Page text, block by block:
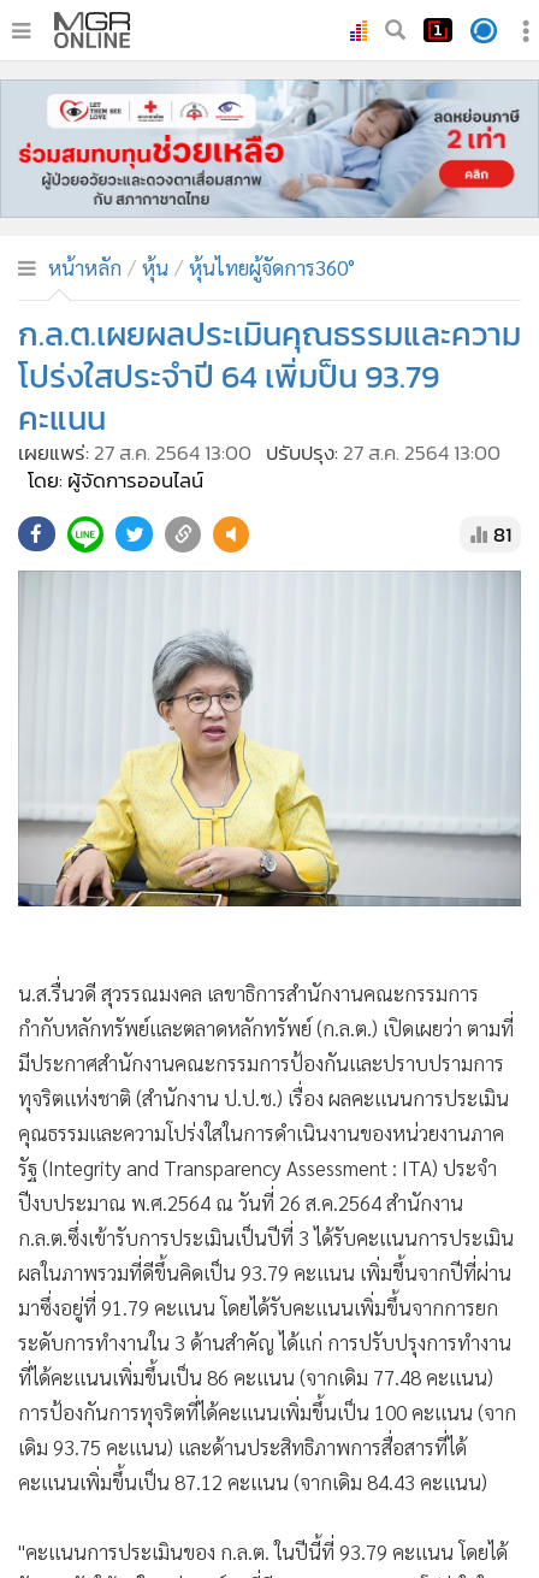
หน้าหลัก
ทันเหตุการณ์
• ภาคใต้
• บันเทิง
• คอลัมนิสต์
• ละคร
• CbizReview
• Cyber BIZ
• Good health & Well-being
• Green Innovation & SD
• ต่างประเทศ
Special Scoop
• เศรษฐกิจ-ธุรกิจ
• ชุมชน-คุณภาพชีวิต
• อาชญากรรม
• Motoring
• เกม
• วิทยาศาสตร์
• SMEs
• หุ้น
• อินโดจีน
• กองทุนรวม
• Celeb Online
Factcheck
ญี่ปุ่น
• News1
• Gotomanager
หน้าหลัก หุ้น หุ้นไทยผู้จัดการ360°
ก.ล.ต.เผยผลประเมินคุณธรรมและความ
โปร่งใสประจำปี 64 เพิ่มป็น 93.79
คะแนน
เผยแพร่: 27 ส.ค. 2564 13:00 ปรับปรุง: 27 ส.ค. 2564 13:00
โดย: ผู้จัดการออนไลน์
81
น.ส.รื่นวดี สุวรรณมงคล เลขาธิการสำนักงานคณะกรรมการ
กำกับหลักทรัพย์และตลาดหลักทรัพย์ (ก.ล.ต.) เปิดเผยว่า ตามที่
มีประกาศสำนักงานคณะกรรมการป้องกันและปราบปรามการ
ทุจริตแห่งชาติ (สำนักงาน ป.ป.ช.) เรื่อง ผลคะแนนการประเมิน
คุณธรรมและความโปร่งใสในการดำเนินงานของหน่วยงานภาค
รัฐ (Integrity and Transparency Assessment : ITA) ประจำ
ปีงบประมาณ พ.ศ.2564 ณ วันที่ 26 ส.ค.2564 สำนักงาน
ก.ล.ต.ซึ่งเข้ารับการประเมินเป็นปีที่ 3 ได้รับคะแนนการประเมิน
ผลในภาพรวมที่ดีขึ้นคิดเป็น 93.79 คะแนน เพิ่มขึ้นจากปีที่ผ่าน
มาซึ่งอยู่ที่ 91.79 คะแนน โดยได้รับคะแนนเพิ่มขึ้นจากการยก
ระดับการทำงานใน 3 ด้านสำคัญ ได้แก่ การปรับปรุงการทำงาน
ที่ได้คะแนนเพิ่มขึ้นเป็น 86 คะแนน (จากเดิม 77.48 คะแนน)
การป้องกันการทุจริตที่ได้คะแนนเพิ่มขึ้นเป็น 100 คะแนน (จาก
เดิม 93.75 คะแนน) และด้านประสิทธิภาพการสื่อสารที่ได้
คะแนนเพิ่มขึ้นเป็น 87.12 คะแนน (จากเดิม 84.43 คะแนน)
"คะแนนการประเมินของ ก.ล.ต. ในปีนี้ที่ 93.79 คะแนน โดยได้